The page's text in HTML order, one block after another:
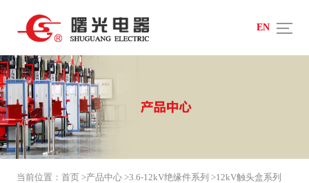
EN
当前位置： 首页>产品中心>3.6-12kV绝缘件系列 >12kV触头盒系列